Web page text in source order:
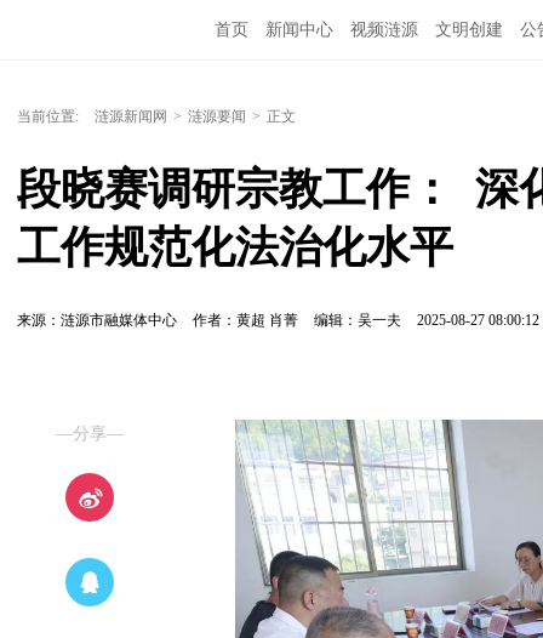
首页 新闻中心 视频涟源 文明创建 公
当前位置: 涟源新闻网 > 涟源要闻 > 正文
段晓赛调研宗教工作：  深
工作规范化法治化水平
来源：涟源市融媒体中心 作者：黄超 肖菁 编辑：吴一夫 2025-08-27 08:00:12
—分享—